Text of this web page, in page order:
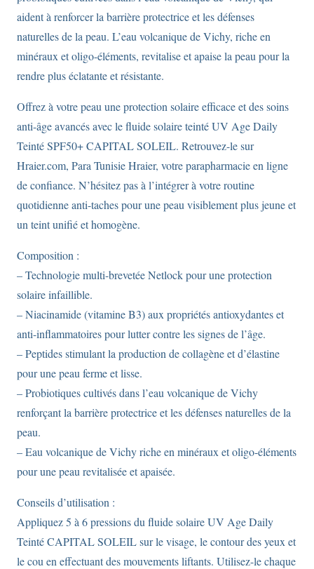
aident à renforcer la barrière protectrice et les défenses
naturelles de la peau. L’eau volcanique de Vichy, riche en
minéraux et oligo-éléments, revitalise et apaise la peau pour la
rendre plus éclatante et résistante.
Offrez à votre peau une protection solaire efficace et des soins
anti-âge avancés avec le fluide solaire teinté UV Age Daily
Teinté SPF50+ CAPITAL SOLEIL. Retrouvez-le sur
Hraier.com, Para Tunisie Hraier, votre parapharmacie en ligne
de confiance. N’hésitez pas à l’intégrer à votre routine
quotidienne anti-taches pour une peau visiblement plus jeune et
un teint unifié et homogène.
Composition :
– Technologie multi-brevetée Netlock pour une protection
solaire infaillible.
– Niacinamide (vitamine B3) aux propriétés antioxydantes et
anti-inflammatoires pour lutter contre les signes de l’âge.
– Peptides stimulant la production de collagène et d’élastine
pour une peau ferme et lisse.
– Probiotiques cultivés dans l’eau volcanique de Vichy
renforçant la barrière protectrice et les défenses naturelles de la
peau.
– Eau volcanique de Vichy riche en minéraux et oligo-éléments
pour une peau revitalisée et apaisée.
Conseils d’utilisation :
Appliquez 5 à 6 pressions du fluide solaire UV Age Daily
Teinté CAPITAL SOLEIL sur le visage, le contour des yeux et
le cou en effectuant des mouvements liftants. Utilisez-le chaque